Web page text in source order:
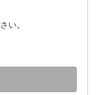
い。